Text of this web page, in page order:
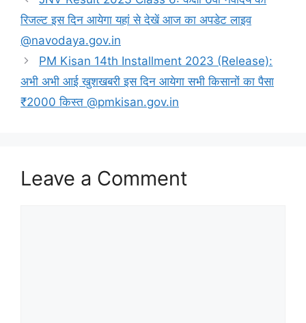
रिजल्ट इस दिन आयेगा यहां से देखें आज का अपडेट लाइव
@navodaya.gov.in
PM Kisan 14th Installment 2023 (Release):
अभी अभी आई खुशखबरी इस दिन आयेगा सभी किसानों का पैसा
₹2000 किस्त @pmkisan.gov.in
Leave a Comment